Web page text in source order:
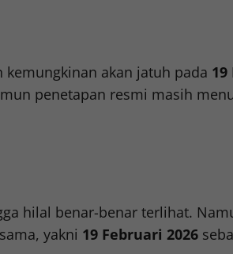
akan jatuh pada 19
penetapan resmi masih
hilal benar-benar terlihat.
yakni 19 Februari 2026